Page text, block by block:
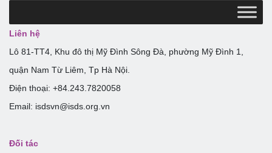
Liên hệ
Lô 81-TT4, Khu đô thị Mỹ Đình Sông Đà, phường Mỹ Đình 1,
quận Nam Từ Liêm, Tp Hà Nội.
Điện thoại: +84.243.7820058
Email: isdsvn@isds.org.vn
Đối tác